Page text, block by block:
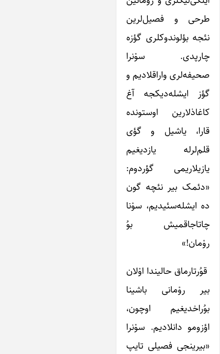
طرحی و فصیل‌لرین
نئجه بؤلوندوکلری گؤزه
چارپدی. سوْنرا
صحیفه‌لری واراقلادیم و
گؤز ایشله‌دیکجه آغ
کاغاذلارین اوستونده
قارا، یاشیل و گؤی
قلم‌لرله یازدیغیم
یازیلاریمی گؤردوم:
«دئمک بیر نئچه گون
ده ایشله‌سئیدیم، سوْنا
چاتاجاقمیش بوُ
روْمان!»
قوُرتارماق حالیندا اوْلان
بیر روْمانی باشینا
بوُراخدیغیم اوچون،
اؤزومو دانلادیم. سوْنرا
«بیرینجی فصیلی تایپ